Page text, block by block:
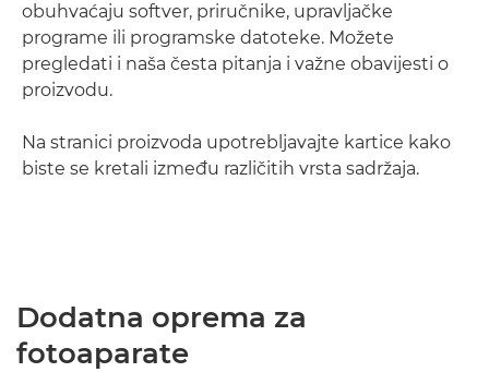
obuhvaćaju softver, priručnike, upravljačke
programe ili programske datoteke. Možete
pregledati i naša česta pitanja i važne obavijesti o
proizvodu.
Na stranici proizvoda upotrebljavajte kartice kako
biste se kretali između različitih vrsta sadržaja.
Dodatna oprema za
fotoaparate